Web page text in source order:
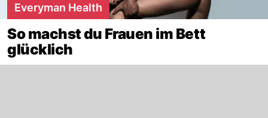
Everyman Health
So machst du Frauen im Bett
glücklich